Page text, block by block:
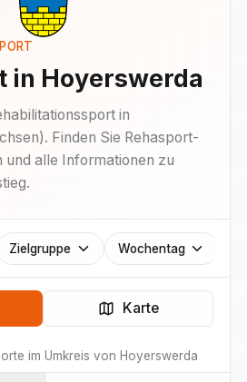
in Hoyerswerda
in
). Finden Sie Rehasport-
und alle Informationen zu
Zielgruppe Wochentag
Karte
im Umkreis von Hoyerswerda